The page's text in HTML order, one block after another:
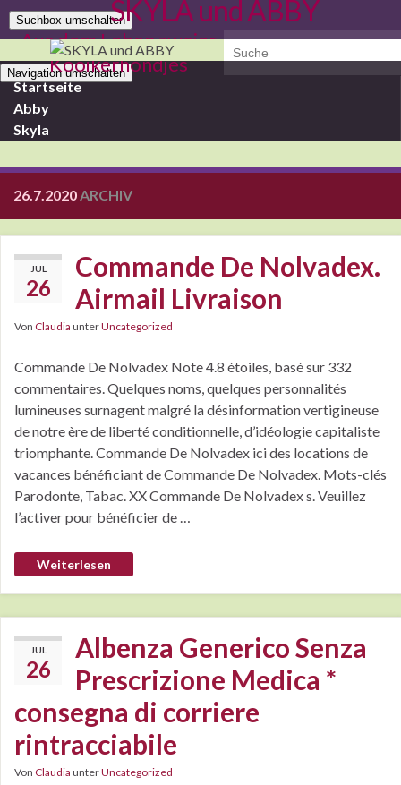
Suchbox umschalten
Search for:
Navigation umschalten
SKYLA und ABBY
Aus dem Leben zweier
Kooikerhondjes
Startseite
Abby
Skyla
26.7.2020ARCHIV
JUL
26
Commande De Nolvadex.
Airmail Livraison
Von Claudia unterUncategorized
Commande De Nolvadex Note 4.8 étoiles, basé sur 332
commentaires. Quelques noms, quelques personnalités
lumineuses surnagent malgré la désinformation vertigineuse
de notre ère de liberté conditionnelle, d’idéologie capitaliste
triomphante. Commande De Nolvadex ici des locations de
vacances bénéficiant de Commande De Nolvadex. Mots-clés
Parodonte, Tabac. XX Commande De Nolvadex s. Veuillez
l’activer pour bénéficier de …
Weiterlesen
JUL
26
Albenza Generico Senza
Prescrizione Medica *
consegna di corriere
rintracciabile
Von Claudia unterUncategorized